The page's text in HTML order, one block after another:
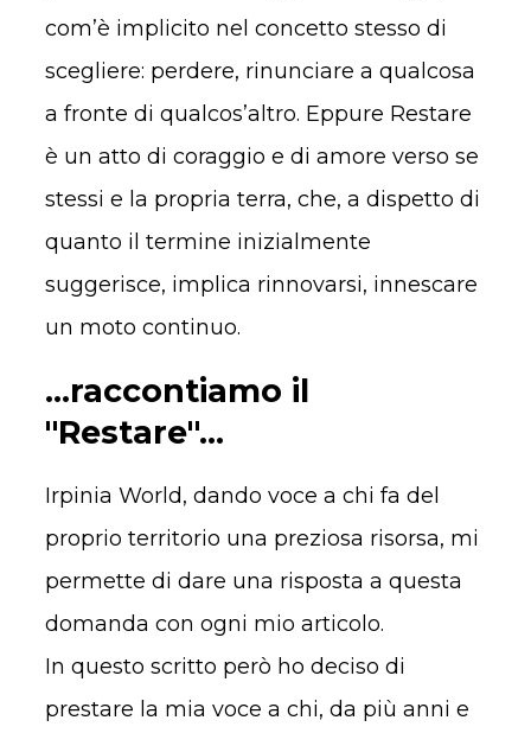
com’è implicito nel concetto stesso di
scegliere: perdere, rinunciare a qualcosa
a fronte di qualcos’altro. Eppure Restare
è un atto di coraggio e di amore verso se
stessi e la propria terra, che, a dispetto di
quanto il termine inizialmente
suggerisce, implica rinnovarsi, innescare
un moto continuo.
...raccontiamo il
"Restare"...
Irpinia World, dando voce a chi fa del
proprio territorio una preziosa risorsa, mi
permette di dare una risposta a questa
domanda con ogni mio articolo.
In questo scritto però ho deciso di
prestare la mia voce a chi, da più anni e